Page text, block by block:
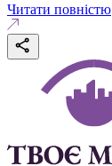
Читати повністю